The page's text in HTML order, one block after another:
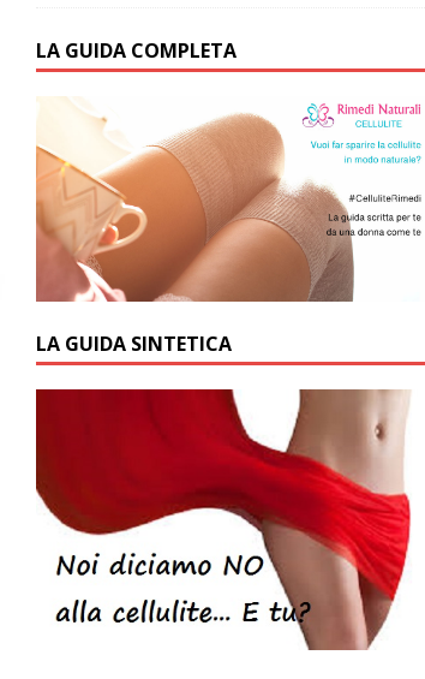
LA GUIDA COMPLETA
LA GUIDA SINTETICA